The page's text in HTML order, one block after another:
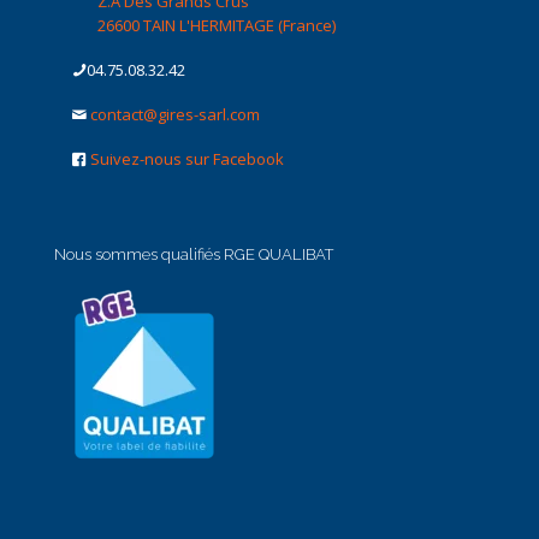
26600 TAIN L'HERMITAGE (France)
04.75.08.32.42
contact@gires-sarl.com
Suivez-nous sur Facebook
Nous sommes qualifiés RGE QUALIBAT